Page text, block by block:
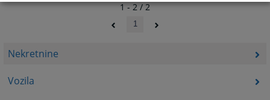
Nekretnine
Vozila
1 - 2 / 2
1